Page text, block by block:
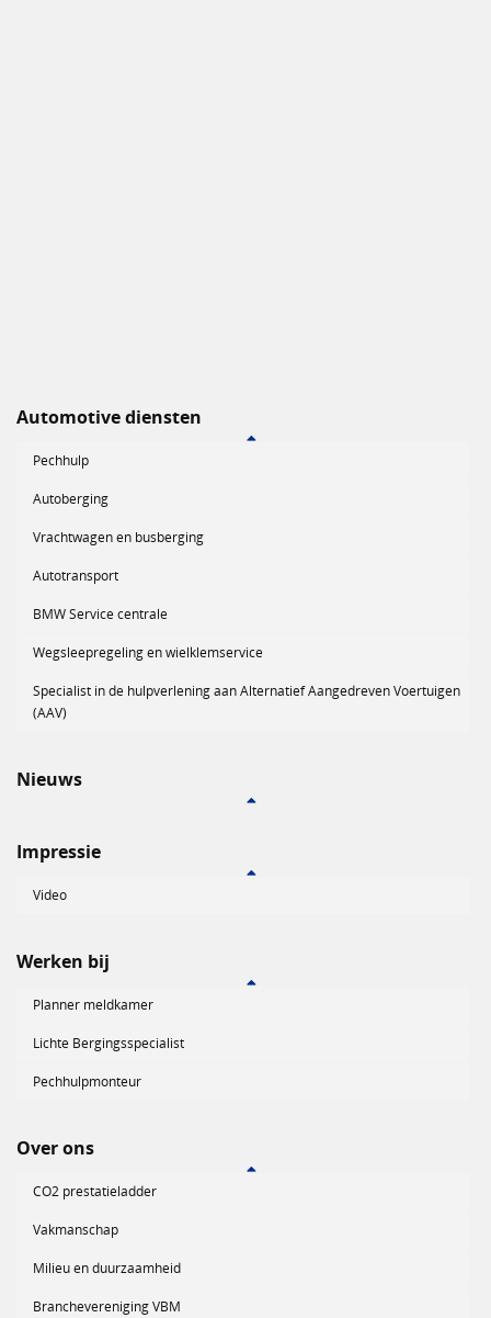
Automotive diensten
Pechhulp
Autoberging
Vrachtwagen en busberging
Autotransport
BMW Service centrale
Wegsleepregeling en wielklemservice
Specialist in de hulpverlening aan Alternatief Aangedreven Voertuigen
(AAV)
Nieuws
Impressie
Video
Werken bij
Planner meldkamer
Lichte Bergingsspecialist
Pechhulpmonteur
Over ons
CO2 prestatieladder
Vakmanschap
Milieu en duurzaamheid
Branchevereniging VBM